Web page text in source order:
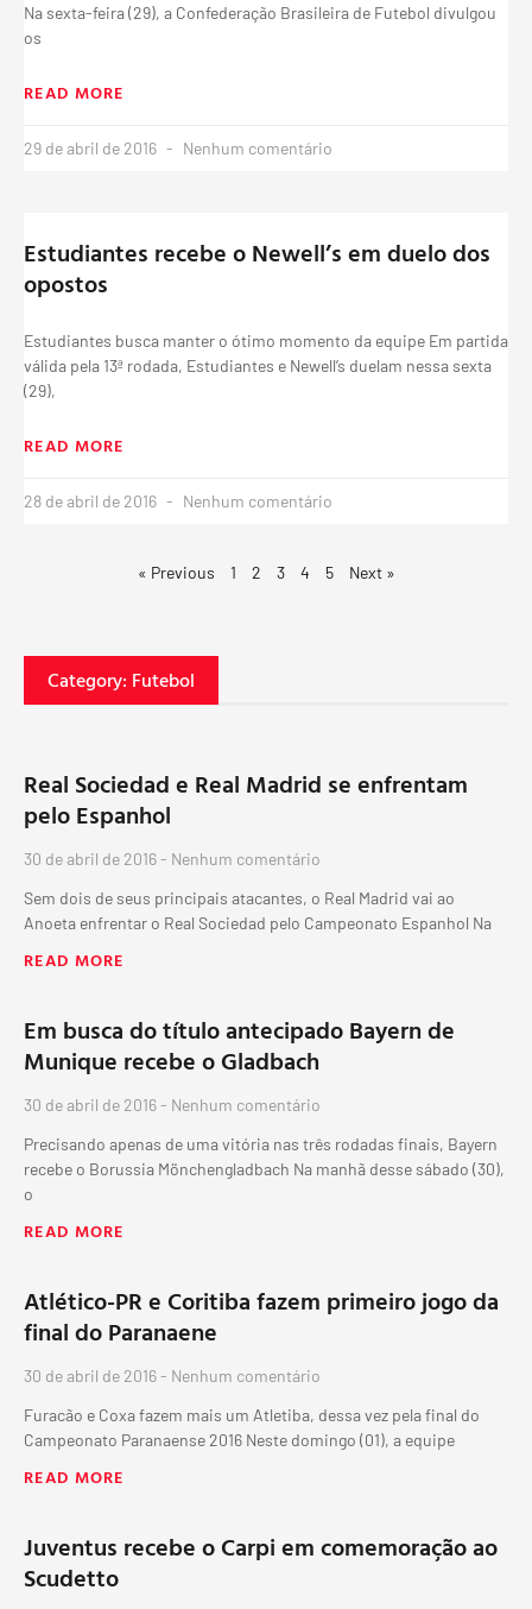
Na sexta-feira (29), a Confederação Brasileira de Futebol divulgou
os
READ MORE
29 de abril de 2016 Nenhum comentário
Estudiantes recebe o Newell’s em duelo dos
opostos
Estudiantes busca manter o ótimo momento da equipe Em partida
válida pela 13ª rodada, Estudiantes e Newell’s duelam nessa sexta
(29),
READ MORE
28 de abril de 2016 Nenhum comentário
« Previous 1 2 3 4 5 Next »
Category: Futebol
Real Sociedad e Real Madrid se enfrentam
pelo Espanhol
30 de abril de 2016
Nenhum comentário
Sem dois de seus principais atacantes, o Real Madrid vai ao
Anoeta enfrentar o Real Sociedad pelo Campeonato Espanhol Na
READ MORE
Em busca do título antecipado Bayern de
Munique recebe o Gladbach
30 de abril de 2016
Nenhum comentário
Precisando apenas de uma vitória nas três rodadas finais, Bayern
recebe o Borussia Mönchengladbach Na manhã desse sábado (30),
o
READ MORE
Atlético-PR e Coritiba fazem primeiro jogo da
final do Paranaene
30 de abril de 2016
Nenhum comentário
Furacão e Coxa fazem mais um Atletiba, dessa vez pela final do
Campeonato Paranaense 2016 Neste domingo (01), a equipe
READ MORE
Juventus recebe o Carpi em comemoração ao
Scudetto